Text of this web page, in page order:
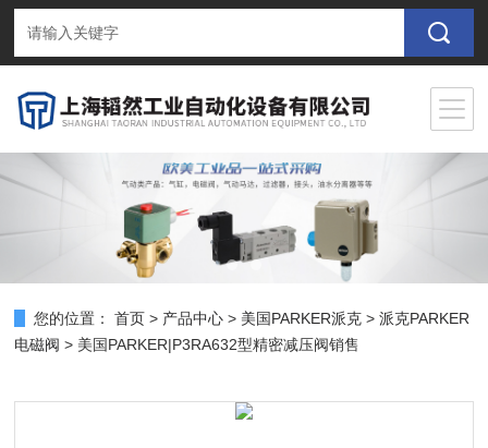
您的位置： 首页 > 产品中心 > 美国PARKER派克 >派克PARKER
电磁阀 > 美国PARKER|P3RA632型精密减压阀销售